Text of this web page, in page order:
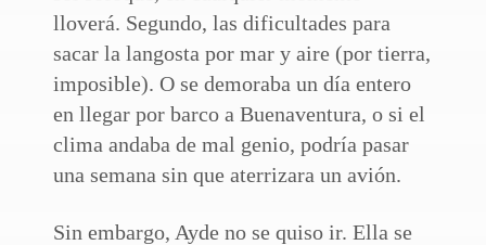
lloverá. Segundo, las dificultades para
sacar la langosta por mar y aire (por tierra,
imposible). O se demoraba un día entero
en llegar por barco a Buenaventura, o si el
clima andaba de mal genio, podría pasar
una semana sin que aterrizara un avión.
Sin embargo, Ayde no se quiso ir. Ella se